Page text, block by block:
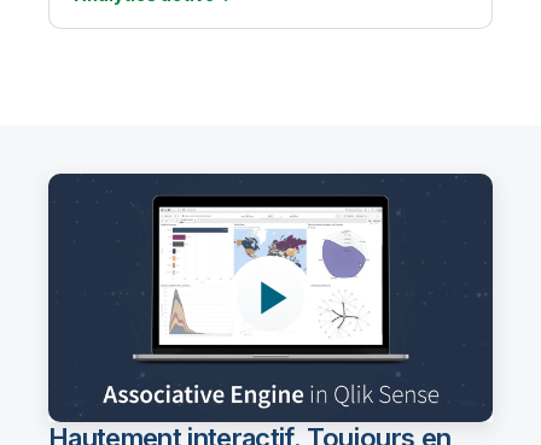
Hautement interactif. Toujours en